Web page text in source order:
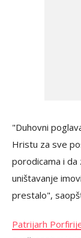
"Duhovni
Hristu za sve
porodicama i
uništavanje
prestalo",
Patrijarh